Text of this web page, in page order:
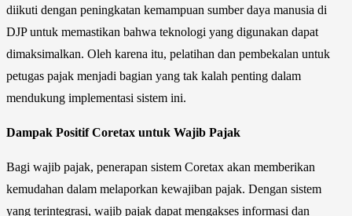
diikuti dengan peningkatan kemampuan sumber daya manusia di
DJP untuk memastikan bahwa teknologi yang digunakan dapat
dimaksimalkan. Oleh karena itu, pelatihan dan pembekalan untuk
petugas pajak menjadi bagian yang tak kalah penting dalam
mendukung implementasi sistem ini.
Dampak Positif Coretax untuk Wajib Pajak
Bagi wajib pajak, penerapan sistem Coretax akan memberikan
kemudahan dalam melaporkan kewajiban pajak. Dengan sistem
yang terintegrasi, wajib pajak dapat mengakses informasi dan